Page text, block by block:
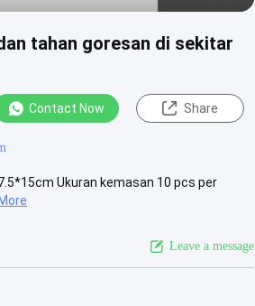
tahan goresan di sekitar
Contact Now Share
Ukuran kemasan 10 pcs per
Leave a message